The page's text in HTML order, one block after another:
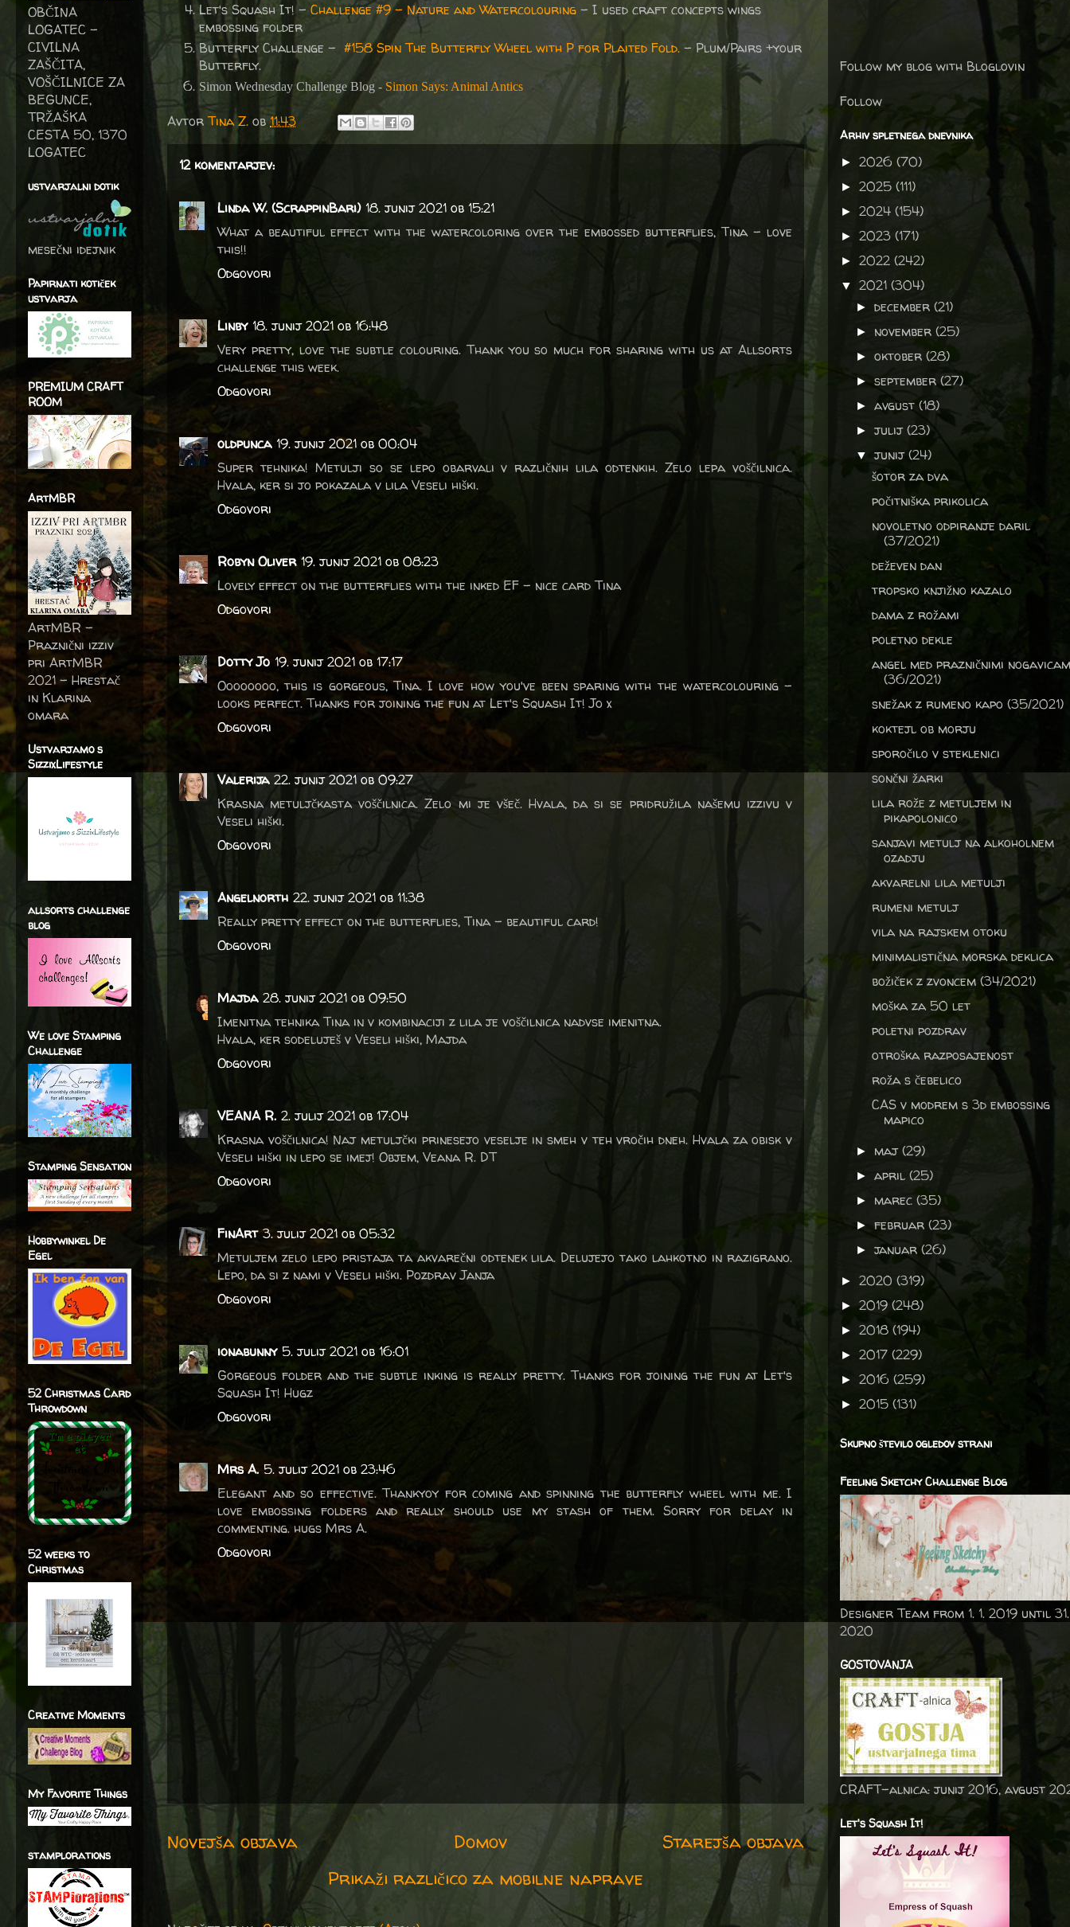
Let's Squash It! - Challenge #9 - Nature and Watercolouring - I used craft concepts wings
embossing folder
Butterfly Challenge - #158 Spin The Butterfly Wheel with P for Plaited Fold. - Plum/Pairs +your
Butterfly.
Simon Wednesday Challenge Blog - Simon Says: Animal Antics
AvtorTina Z. ob11:43
12 komentarjev:
Linda W. (ScrappinBari) 18. junij 2021 ob 15:21
What a beautiful effect with the watercoloring over the embossed butterflies, Tina - love
this!!
Odgovori
Linby 18. junij 2021 ob 16:48
Very pretty, love the subtle colouring. Thank you so much for sharing with us at Allsorts
challenge this week.
Odgovori
oldpunca 19. junij 2021 ob 00:04
Super tehnika! Metulji so se lepo obarvali v različnih lila odtenkih. Zelo lepa voščilnica.
Hvala, ker si jo pokazala v lila Veseli hiški.
Odgovori
Robyn Oliver 19. junij 2021 ob 08:23
Lovely effect on the butterflies with the inked EF - nice card Tina
Odgovori
Dotty Jo 19. junij 2021 ob 17:17
Oooooooo, this is gorgeous, Tina. I love how you've been sparing with the watercolouring -
looks perfect. Thanks for joining the fun at Let's Squash It! Jo x
Odgovori
Valerija 22. junij 2021 ob 09:27
Krasna metuljčkasta voščilnica. Zelo mi je všeč. Hvala, da si se pridružila našemu izzivu v
Veseli hiški.
Odgovori
Angelnorth 22. junij 2021 ob 11:38
Really pretty effect on the butterflies, Tina - beautiful card!
Odgovori
Majda 28. junij 2021 ob 09:50
Imenitna tehnika Tina in v kombinaciji z lila je voščilnica nadvse imenitna.
Hvala, ker sodeluješ v Veseli hiški, Majda
Odgovori
VEANA R. 2. julij 2021 ob 17:04
Krasna voščilnica! Naj metuljčki prinesejo veselje in smeh v teh vročih dneh. Hvala za obisk v
Veseli hiški in lepo se imej! Objem, Veana R. DT
Odgovori
FinArt 3. julij 2021 ob 05:32
Metuljem zelo lepo pristaja ta akvarečni odtenek lila. Delujejo tako lahkotno in razigrano.
Lepo, da si z nami v Veseli hiški. Pozdrav Janja
Odgovori
ionabunny 5. julij 2021 ob 16:01
Gorgeous folder and the subtle inking is really pretty. Thanks for joining the fun at Let's
Squash It! Hugz
Odgovori
Mrs A. 5. julij 2021 ob 23:46
Elegant and so effective. Thankyoy for coming and spinning the butterfly wheel with me. I
love embossing folders and really should use my stash of them. Sorry for delay in
commenting. hugs Mrs A.
Odgovori
Novejša objava Starejša objava
Domov
Prikaži različico za mobilne naprave
OBČINA
LOGATEC -
CIVILNA
ZAŠČITA,
VOŠČILNICE ZA
BEGUNCE,
TRŽAŠKA
CESTA 50, 1370
LOGATEC
ustvarjalni dotik
mesečni idejnik
Papirnati kotiček
ustvarja
PREMIUM CRAFT
ROOM
ArtMBR
ArtMBR -
Praznični izziv
pri ArtMBR
2021 – Hrestač
in Klarina
omara
Ustvarjamo s
SizzixLifestyle
allsorts challenge
blog
We love Stamping
Challenge
Stamping Sensation
Hobbywinkel De
Egel
52 Christmas Card
Throwdown
52 weeks to
Christmas
Creative Moments
My Favorite Things
stamplorations
Follow my blog with Bloglovin
Follow
Arhiv spletnega dnevnika
► 2026 (70)
► 2025 (111)
► 2024 (154)
► 2023 (171)
► 2022 (242)
▼ 2021 (304)
►december(21)
► november(25)
►oktober(28)
►september(27)
►avgust(18)
►julij(23)
▼junij(24)
šotor za dva
počitniška prikolica
novoletno odpiranje daril
(37/2021)
deževen dan
tropsko knjižno kazalo
dama z rožami
poletno dekle
angel med prazničnimi
(36/2021)
snežak z rumeno kapo (35/2021)
koktejl ob morju
sporočilo v steklenici
sončni žarki
lila rože z metuljem in
pikapolonico
sanjavi metulj na alkoholnem
ozadju
akvarelni lila metulji
rumeni metulj
vila na rajskem otoku
minimalistična morska deklica
božiček z zvoncem (34/2021)
moška za 50 let
poletni pozdrav
otroška razposajenost
roža s čebelico
CAS v modrem s 3d embossing
mapico
► maj(29)
►april(25)
► marec(35)
►februar(23)
►januar(26)
► 2020 (319)
► 2019 (248)
► 2018 (194)
► 2017 (229)
► 2016 (259)
► 2015 (131)
Skupno število ogledov strani
Feeling Sketchy Challenge Blog
Designer Team from 1. 1. 2019 until
2020
GOSTOVANJA
CRAFT-alnica: junij 2016, avgust
Let's Squash It!